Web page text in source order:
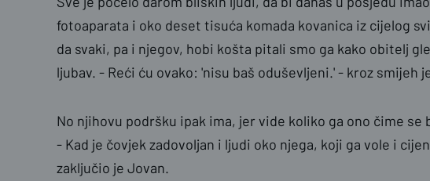
fotoaparata i oko deset tisuća komada kovanica iz cijelog
da svaki, pa i njegov, hobi košta pitali smo ga kako obitelj
ljubav. - Reći ću ovako: 'nisu baš oduševljeni.' - kroz smijeh
No njihovu podršku ipak ima, jer vide koliko ga ono čime se
- Kad je čovjek zadovoljan i ljudi oko njega, koji ga vole i
zaključio je Jovan.